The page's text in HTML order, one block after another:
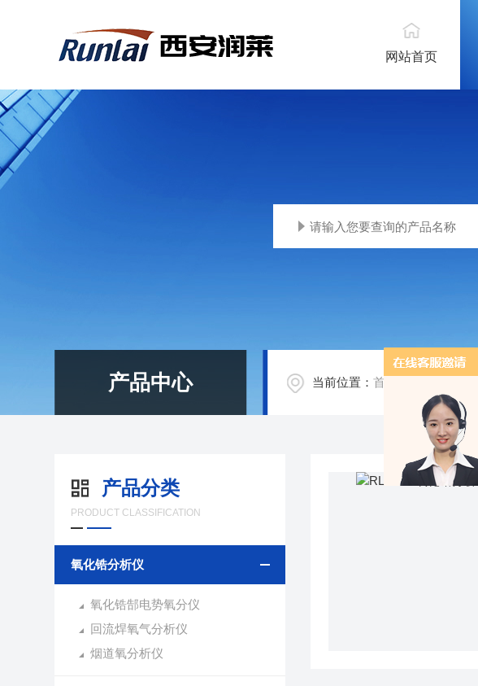
网站首页
产品中心 当前位置：首页
产品分类
PRODUCT CLASSIFICATION
氧化锆分析仪
氧化锆郜电势氧分仪
回流焊氧气分析仪
烟道氧分析仪